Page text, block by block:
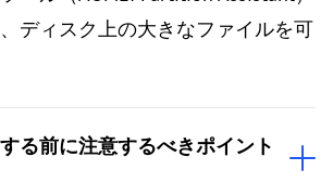
ディスク上の大きなファイルを可
る前に注意するべきポイント